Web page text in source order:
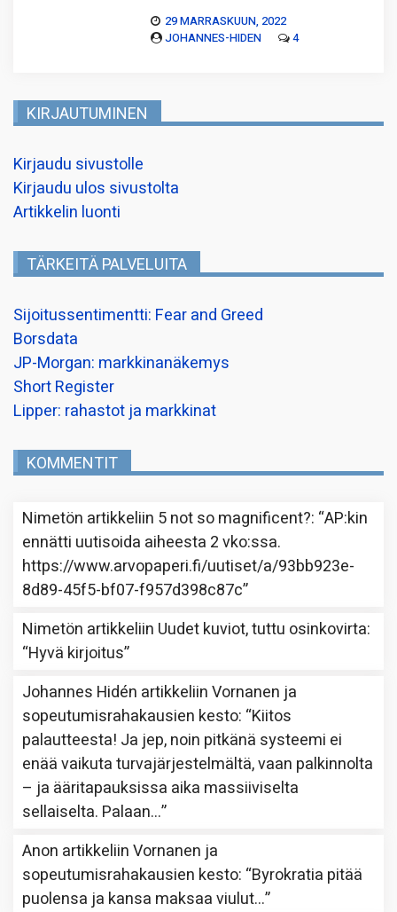
29 MARRASKUUN, 2022
JOHANNES-HIDEN
4
KIRJAUTUMINEN
Kirjaudu sivustolle
Kirjaudu ulos sivustolta
Artikkelin luonti
TÄRKEITÄ PALVELUITA
Sijoitussentimentti: Fear and Greed
Borsdata
JP-Morgan: markkinanäkemys
Short Register
Lipper: rahastot ja markkinat
KOMMENTIT
Nimetön artikkeliin 5 not so magnificent?: “AP:kin
ennätti uutisoida aiheesta 2 vko:ssa.
https://www.arvopaperi.fi/uutiset/a/93bb923e-
8d89-45f5-bf07-f957d398c87c”
Nimetön artikkeliin Uudet kuviot, tuttu osinkovirta:
“Hyvä kirjoitus”
Johannes Hidén artikkeliinVornanen ja
sopeutumisrahakausien kesto: “Kiitos
palautteesta! Ja jep, noin pitkänä systeemi ei
enää vaikuta turvajärjestelmältä, vaan palkinnolta
– ja ääritapauksissa aika massiiviselta
sellaiselta. Palaan…”
Anon artikkeliinVornanen ja
sopeutumisrahakausien kesto: “Byrokratia pitää
puolensa ja kansa maksaa viulut…”